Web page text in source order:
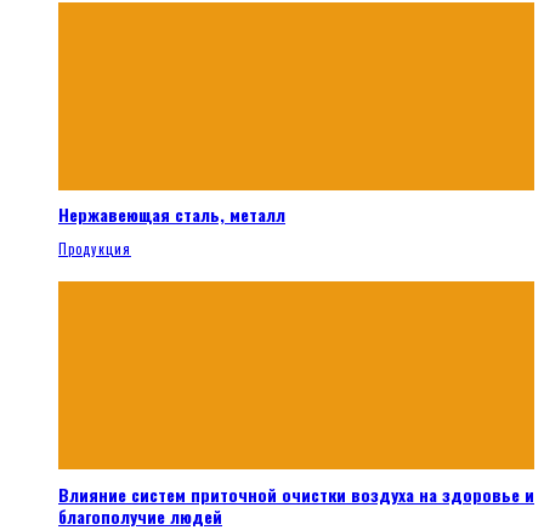
Нержавеющая сталь, металл
Продукция
Влияние систем приточной очистки воздуха на здоровье и
благополучие людей